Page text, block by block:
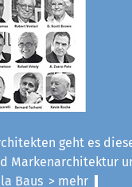
geht es
Markenarchitektur
Baus > mehr